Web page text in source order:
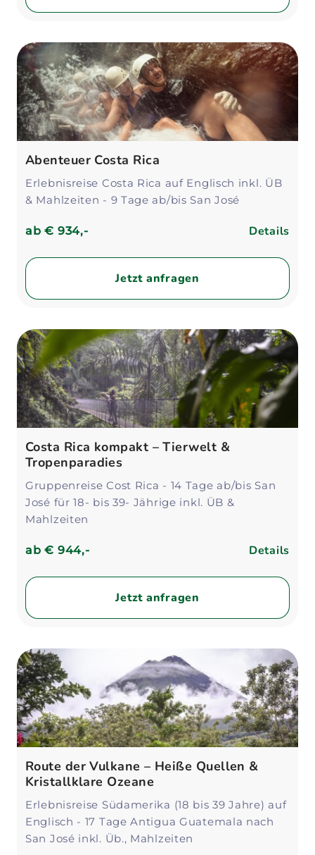
Abenteuer Costa Rica
Erlebnisreise Costa Rica auf Englisch inkl. ÜB
& Mahlzeiten - 9 Tage ab/bis San José
ab€ 934,- Details
Jetzt anfragen
Costa Rica kompakt – Tierwelt &
Tropenparadies
Gruppenreise Cost Rica - 14 Tage ab/bis San
José für 18- bis 39- Jährige inkl. ÜB &
Mahlzeiten
ab€ 944,- Details
Jetzt anfragen
Route der Vulkane – Heiße Quellen &
Kristallklare Ozeane
Erlebnisreise Südamerika (18 bis 39 Jahre) auf
Englisch - 17 Tage Antigua Guatemala nach
San José inkl. Üb., Mahlzeiten